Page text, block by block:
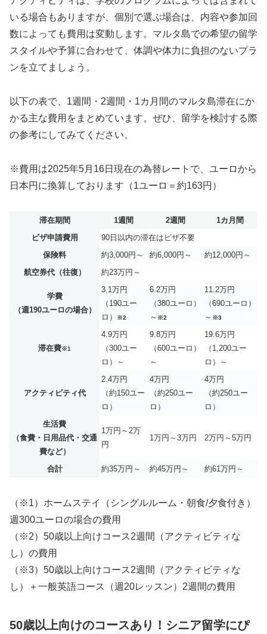
いる場合もありますが、個別で選ぶ場合は、内容や参加回
数によっても費用は変動します。マルタ島での希望の留学
スタイルや予算に合わせて、体調や体力に負担のないプラ
ンを立てましょう。
以下の表で、1週間・2週間・1カ月間のマルタ島滞在にか
かる主な費用をまとめています。ぜひ、留学を検討する際
の参考にしてみてください。
※費用は2025年5月16日現在の為替レートで、ユーロから
日本円に換算しております（1ユーロ＝約163円）
滞在期間 1週間 2週間
1カ月間
ビザ申請費用
90日以内の滞在はビザ不要
保険料
約3,000円～ 約6,000円～
約12,000円～
航空券代（往復）
約23万円～
学費
（週190ユーロの場合）
3.1万円
（190ユー
ロ）
※2
6.2万円
（380ユーロ）
～ ※2
11.2万円
（690ユーロ）
～ ※3
滞在費※1
4.9万円
（300ユー
ロ）～
9.8万円
（600ユーロ）
～
19.6万円
（1,200ユー
ロ）～
アクティビティ代
2.4万円
（約150ユー
ロ）
4万円
（約250ユー
ロ）
4万円
（約250ユー
ロ）
生活費
（食費・日用品代・交通
費など）
1万円～2万
円
1万円～3万円 2万円～5万円
合計 約35万円～ 約45万円～ 約61万円～
（※1）ホームステイ（シングルルーム・朝食/夕食付き）
週300ユーロの場合の費用
（※2）50歳以上向けコース2週間（アクティビティな
し）の費用
（※3）50歳以上向けコース2週間（アクティビティな
し）＋一般英語コース（週20レッスン）2週間の費用
50歳以上向けのコースあり！シニア留学にぴ